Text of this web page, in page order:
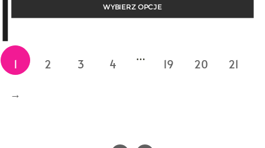
do
WYBIERZ OPCJE
1 2 3 4
…
19 20
21
→